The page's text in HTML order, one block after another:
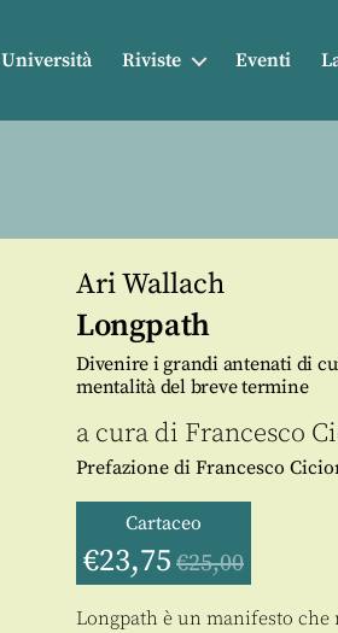
Università Riviste Eventi
Ari Wallach
Longpath
Divenire i grandi antenati di
mentalità del breve termine
a cura di Francesco
Prefazione di Francesco
Cartaceo
€23,75 €25,00
Longpath è un manifesto